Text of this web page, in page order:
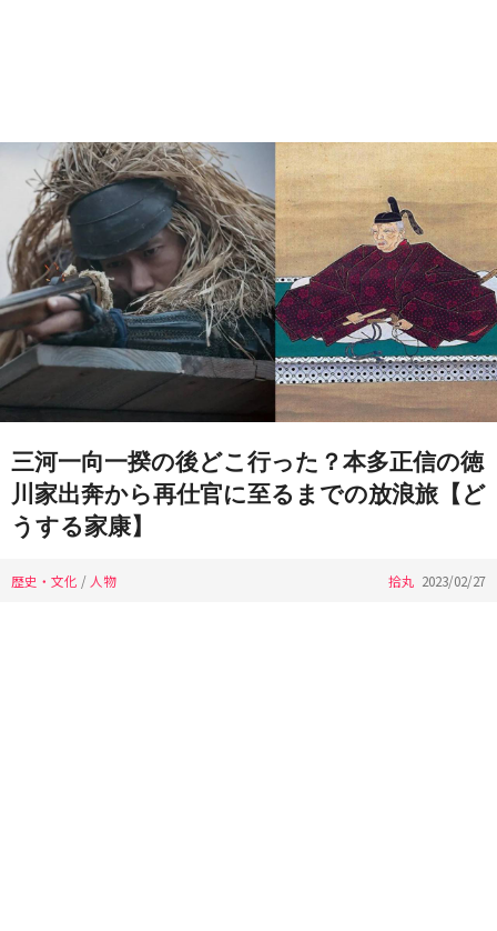
三河一向一揆の後どこ行った？本多正信の徳
川家出奔から再仕官に至るまでの放浪旅【ど
うする家康】
歴史・文化 / 人物 拾丸 2023/02/27